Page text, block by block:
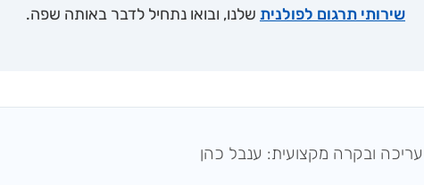
שירותי תרגום לפולנית שלנו, ובואו נתחיל לדבר באותה שפה.
עריכה ובקרה מקצועית: ענבל כהן